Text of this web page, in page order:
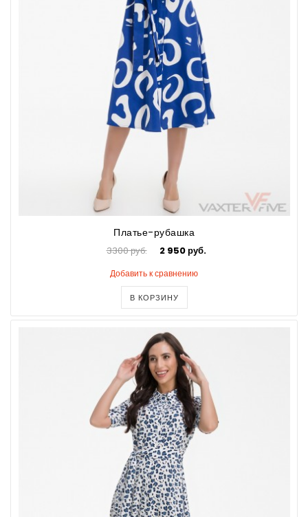
Платье-рубашка
3300 руб. 2 950 руб.
Добавить к сравнению
В КОРЗИНУ